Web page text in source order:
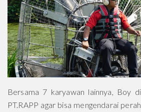
Bersama 7 karyawan lainnya, Boy
PT.RAPP agar bisa mengendarai